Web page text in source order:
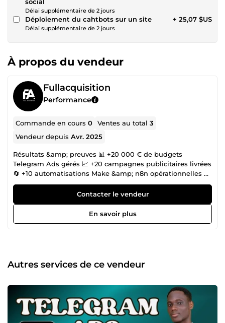
Délai supplémentaire de 2 jours
Déploiement du cahtbots sur un site
Délai supplémentaire de 2 jours
+ 25,07 $US
À propos du vendeur
Fullacquisition
Performance
Commande en cours0 Ventes au total3
Vendeur depuisAvr. 2025
Résultats &amp; preuves 📊 +20 000 € de budgets
Telegram Ads gérés 📈 +20 campagnes publicitaires livrées
🔄 +10 automatisations Make &amp; n8n opérationnelles 🤖
+10 chatbots déployés sur différents réseaux 🧩 +20
tunnels de vente construits Bienvenue chez
FullAcquisition Vous êtes ici parce que vous cherchez plus
qu’un simple prestataire publicitaire. Vous cherchez une
équipe expérimentée, capable de délivrer des résultats
seulement des publicités. Nous aidons les marques à :
Attirer plus de prospects Vendre mieux Automatiser leur
Telegram Ads : campagnes performantes avec ciblage
chirurgical 🤖 Spécialiste Chatbots IA : expériences
conversationnelles pour convertir automatiquement 🔄
Experts en automatisation (Make &amp; n8n) : relier tous
Contacter le vendeur
En savoir plus
Autres services de ce vendeur